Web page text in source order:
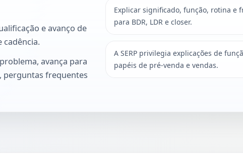
e avanço de
avança para
perguntas frequentes
Explicar significado, função, rotina e
para BDR, LDR e closer.
A SERP privilegia explicações de
papéis de pré-venda e vendas.